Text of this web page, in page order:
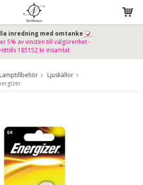
har blivit tillagd i varukorgen
inredning med omtanke
5% av vinsten till välgörenhet -
Hittills 185152 kr insamlat
Lamptillbehör
Ljuskällor